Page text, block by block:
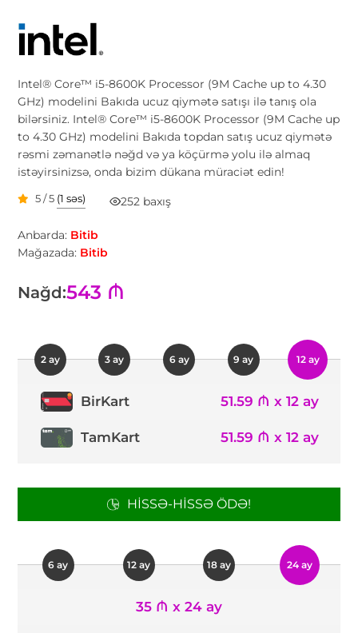
Intel® Core™ i5-8600K Processor (9M Cache up to 4.30
GHz) modelini Bakıda ucuz qiymətə satışı ilə tanış ola
bilərsiniz. Intel® Core™ i5-8600K Processor (9M Cache up
to 4.30 GHz) modelini Bakıda topdan satış ucuz qiymətə
rəsmi zəmanətlə nəğd və ya köçürmə yolu ilə almaq
istəyirsinizsə, onda bizim dükana müraciət edin!
5 / 5 (1 səs) 252 baxış
Anbarda: Bitib
Mağazada: Bitib
Nağd:543 ₼
2 ay 3 ay 6 ay 9 ay 12 ay
BirKart 51.59 ₼ x 12 ay
TamKart 51.59 ₼ x 12 ay
HISSƏ-HISSƏ ÖDƏ!
6 ay 12 ay 18 ay 24 ay
35 ₼ x 24 ay